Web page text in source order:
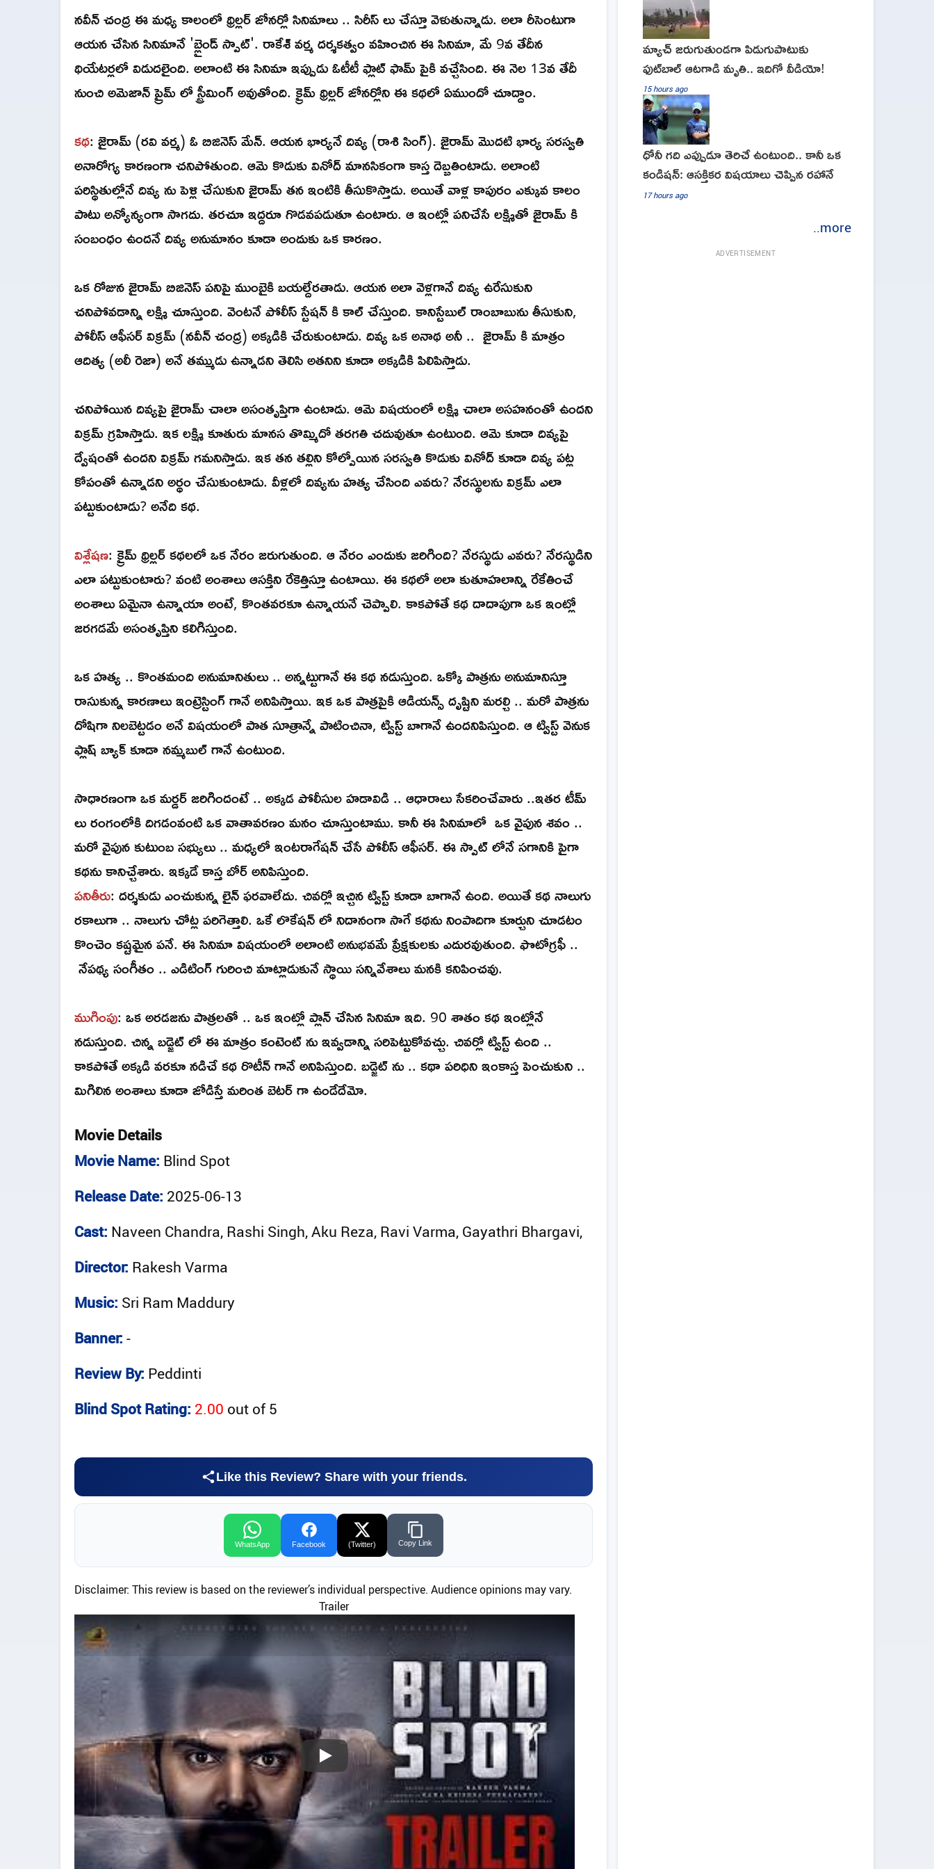
నవీన్ చంద్ర ఈ మధ్య కాలంలో థ్రిల్లర్ జోనర్లో సినిమాలు .. సిరీస్ లు చేస్తూ వెళుతున్నాడు. అలా రీసెంటుగా
ఆయన చేసిన సినిమానే 'బ్లైండ్ స్పాట్'. రాకేశ్ వర్మ దర్శకత్వం వహించిన ఈ సినిమా, మే 9వ తేదీన
థియేటర్లలో విడుదలైంది. అలాంటి ఈ సినిమా ఇప్పుడు ఓటీటీ ఫ్లాట్ ఫామ్ పైకి వచ్చేసింది. ఈ నెల 13వ తేదీ
నుంచి అమెజాన్ ప్రైమ్ లో స్ట్రీమింగ్ అవుతోంది. క్రైమ్ థ్రిల్లర్ జోనర్లోని ఈ కథలో ఏముందో చూద్దాం.
కథ: జైరామ్ (రవి వర్మ) ఓ బిజినెస్ మేన్. ఆయన భార్యనే దివ్య (రాశి సింగ్). జైరామ్ మొదటి భార్య సరస్వతి
అనారోగ్య కారణంగా చనిపోతుంది. ఆమె కొడుకు వినోద్ మానసికంగా కాస్త దెబ్బతింటాడు. అలాంటి
పరిస్థితుల్లోనే దివ్య ను పెళ్లి చేసుకుని జైరామ్ తన ఇంటికి తీసుకొస్తాడు. అయితే వాళ్ల కాపురం ఎక్కువ కాలం
పాటు అన్యోన్యంగా సాగదు. తరచూ ఇద్దరూ గొడవపడుతూ ఉంటారు. ఆ ఇంట్లో పనిచేసే లక్ష్మితో జైరామ్ కి
సంబంధం ఉందనే దివ్య అనుమానం కూడా అందుకు ఒక కారణం.
ఒక రోజున జైరామ్ బిజినెస్ పనిపై ముంబైకి బయల్దేరతాడు. ఆయన అలా వెళ్లగానే దివ్య ఉరేసుకుని
చనిపోవడాన్ని లక్ష్మి చూస్తుంది. వెంటనే పోలీస్ స్టేషన్ కి కాల్ చేస్తుంది. కానిస్టేబుల్ రాంబాబును తీసుకుని,
పోలీస్ ఆఫీసర్ విక్రమ్ (నవీన్ చంద్ర) అక్కడికి చేరుకుంటాడు. దివ్య ఒక అనాథ అనీ .. జైరామ్ కి మాత్రం
ఆదిత్య (అలీ రెజా) అనే తమ్ముడు ఉన్నాడని తెలిసి అతనిని కూడా అక్కడికి పిలిపిస్తాడు.
చనిపోయిన దివ్యపై జైరామ్ చాలా అసంతృప్తిగా ఉంటాడు. ఆమె విషయంలో లక్ష్మి చాలా అసహనంతో ఉందని
విక్రమ్ గ్రహిస్తాడు. ఇక లక్ష్మి కూతురు మానస తొమ్మిదో తరగతి చదువుతూ ఉంటుంది. ఆమె కూడా దివ్యపై
ద్వేషంతో ఉందని విక్రమ్ గమనిస్తాడు. ఇక తన తల్లిని కోల్పోయిన సరస్వతి కొడుకు వినోద్ కూడా దివ్య పట్ల
కోపంతో ఉన్నాడని అర్థం చేసుకుంటాడు. వీళ్లలో దివ్యను హత్య చేసింది ఎవరు? నేరస్థులను విక్రమ్ ఎలా
పట్టుకుంటాడు? అనేది కథ.
విశ్లేషణ: క్రైమ్ థ్రిల్లర్ కథలలో ఒక నేరం జరుగుతుంది. ఆ నేరం ఎందుకు జరిగింది? నేరస్థుడు ఎవరు? నేరస్థుడిని
ఎలా పట్టుకుంటారు? వంటి అంశాలు ఆసక్తిని రేకెత్తిస్తూ ఉంటాయి. ఈ కథలో అలా కుతూహలాన్ని రేకేతించే
అంశాలు ఏమైనా ఉన్నాయా అంటే, కొంతవరకూ ఉన్నాయనే చెప్పాలి. కాకపోతే కథ దాదాపుగా ఒక ఇంట్లో
జరగడమే అసంతృప్తిని కలిగిస్తుంది.
ఒక హత్య .. కొంతమంది అనుమానితులు .. అన్నట్టుగానే ఈ కథ నడుస్తుంది. ఒక్కో పాత్రను అనుమానిస్తూ
రాసుకున్న కారణాలు ఇంట్రెస్టింగ్ గానే అనిపిస్తాయి. ఇక ఒక పాత్రపైకి ఆడియన్స్ దృష్టిని మరల్చి .. మరో పాత్రను
దోషిగా నిలబెట్టడం అనే విషయంలో పాత సూత్రాన్నే పాటించినా, ట్విస్ట్ బాగానే ఉందనిపిస్తుంది. ఆ ట్విస్ట్ వెనుక
ఫ్లాష్ బ్యాక్ కూడా నమ్మబుల్ గానే ఉంటుంది.
సాధారణంగా ఒక మర్డర్ జరిగిందంటే .. అక్కడ పోలీసుల హడావిడి .. ఆధారాలు సేకరించేవారు ..ఇతర టీమ్
లు రంగంలోకి దిగడంవంటి ఒక వాతావరణం మనం చూస్తుంటాము. కానీ ఈ సినిమాలో ఒక వైపున శవం ..
మరో వైపున కుటుంబ సభ్యులు .. మధ్యలో ఇంటరాగేషన్ చేసే పోలీస్ ఆఫీసర్. ఈ స్పాట్ లోనే సగానికి పైగా
కథను కానిచ్చేశారు. ఇక్కడే కాస్త బోర్ అనిపిస్తుంది.
పనితీరు: దర్శకుడు ఎంచుకున్న లైన్ ఫరవాలేదు. చివర్లో ఇచ్చిన ట్విస్ట్ కూడా బాగానే ఉంది. అయితే కథ నాలుగు
రకాలుగా .. నాలుగు చోట్ల పరిగెత్తాలి. ఒకే లొకేషన్ లో నిదానంగా సాగే కథను నింపాదిగా కూర్చుని చూడటం
కొంచెం కష్టమైన పనే. ఈ సినిమా విషయంలో అలాంటి అనుభవమే ప్రేక్షకులకు ఎదురవుతుంది. ఫొటోగ్రఫీ ..
నేపథ్య సంగీతం .. ఎడిటింగ్ గురించి మాట్లాడుకునే స్థాయి సన్నివేశాలు మనకి కనిపించవు.
ముగింపు: ఒక అరడజను పాత్రలతో .. ఒక ఇంట్లో ప్లాన్ చేసిన సినిమా ఇది. 90 శాతం కథ ఇంట్లోనే
నడుస్తుంది. చిన్న బడ్జెట్ లో ఈ మాత్రం కంటెంట్ ను ఇవ్వడాన్ని సరిపెట్టుకోవచ్చు. చివర్లో ట్విస్ట్ ఉంది ..
కాకపోతే అక్కడి వరకూ నడిచే కథ రొటీన్ గానే అనిపిస్తుంది. బడ్జెట్ ను .. కథా పరిధిని ఇంకాస్త పెంచుకుని ..
మిగిలిన అంశాలు కూడా జోడిస్తే మరింత బెటర్ గా ఉండేదేమో.
Movie Details
Movie Name: Blind Spot
Release Date: 2025-06-13
Cast: Naveen Chandra, Rashi Singh, Aku Reza, Ravi Varma, Gayathri Bhargavi,
Director: Rakesh Varma
Music: Sri Ram Maddury
Banner: -
Review By: Peddinti
Blind Spot Rating: 2.00 out of5
Like this Review? Share with your friends.
WhatsApp Facebook (Twitter) Copy Link
Disclaimer: This review is based on the reviewer’s individual perspective. Audience opinions may vary.
Trailer
Play
మ్యాచ్ జరుగుతుండగా పిడుగుపాటుకు
ఫుట్‌బాల్ ఆటగాడి మృతి.. ఇదిగో వీడియో!
15 hours ago
ధోనీ గది ఎప్పుడూ తెరిచే ఉంటుంది.. కానీ ఒక
కండిషన్: ఆసక్తికర విషయాలు చెప్పిన రహానే
17 hours ago
..more
ADVERTISEMENT